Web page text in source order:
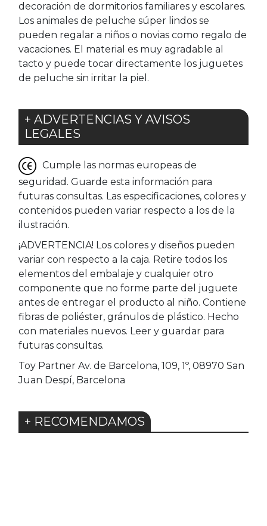
decoración de dormitorios familiares y escolares.
Los animales de peluche súper lindos se
pueden regalar a niños o novias como regalo de
vacaciones. El material es muy agradable al
tacto y puede tocar directamente los juguetes
de peluche sin irritar la piel.
+ ADVERTENCIAS Y AVISOS
LEGALES
Cumple las normas europeas de
seguridad. Guarde esta información para
futuras consultas. Las especificaciones, colores y
contenidos pueden variar respecto a los de la
ilustración.
¡ADVERTENCIA! Los colores y diseños pueden
variar con respecto a la caja. Retire todos los
elementos del embalaje y cualquier otro
componente que no forme parte del juguete
antes de entregar el producto al niño. Contiene
fibras de poliéster, gránulos de plástico. Hecho
con materiales nuevos. Leer y guardar para
futuras consultas.
Toy Partner Av. de Barcelona, 109, 1º, 08970 San
Juan Despí, Barcelona
+ RECOMENDAMOS